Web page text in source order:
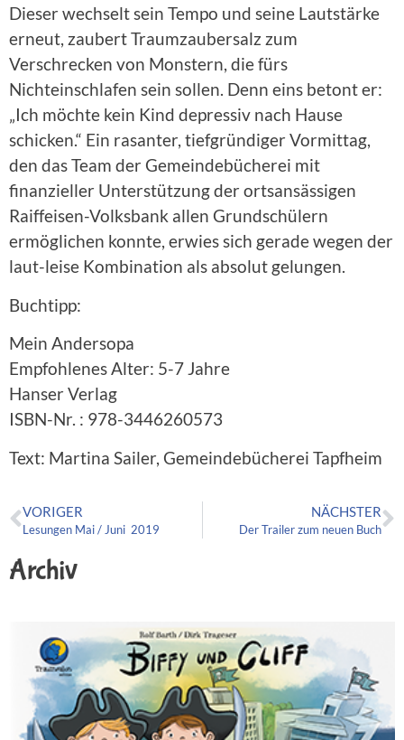
Dieser wechselt sein Tempo und seine Lautstärke
erneut, zaubert Traumzaubersalz zum
Verschrecken von Monstern, die fürs
Nichteinschlafen sein sollen. Denn eins betont er:
„Ich möchte kein Kind depressiv nach Hause
schicken.“ Ein rasanter, tiefgründiger Vormittag,
den das Team der Gemeindebücherei mit
finanzieller Unterstützung der ortsansässigen
Raiffeisen-Volksbank allen Grundschülern
ermöglichen konnte, erwies sich gerade wegen der
laut-leise Kombination als absolut gelungen.
Buchtipp:
Mein Andersopa
Empfohlenes Alter: 5-7 Jahre
Hanser Verlag
ISBN-Nr. : 978-3446260573
Text: Martina Sailer, Gemeindebücherei Tapfheim
VORIGER
Lesungen Mai / Juni 2019
NÄCHSTER
Der Trailer zum neuen Buch
Archiv